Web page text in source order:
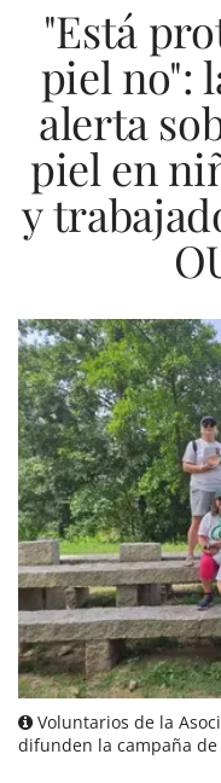
"Está
piel no":
alerta
piel en
y
Voluntarios de la
difunden la campaña